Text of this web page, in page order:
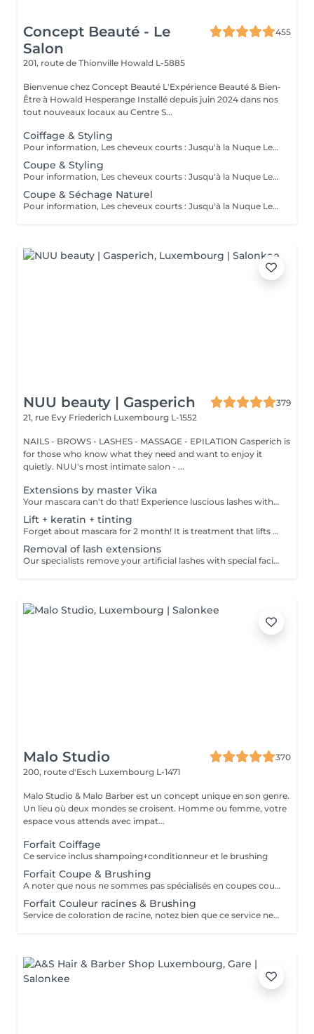
Concept Beauté - Le
Salon
455
201, route de Thionville Howald L-5885
Bienvenue chez Concept Beauté L'Expérience Beauté & Bien-
Être à Howald Hesperange Installé depuis juin 2024 dans nos
tout nouveaux locaux au Centre S...
Coiffage & Styling
Pour information, Les cheveux courts : Jusqu'à la Nuque Les cheveux mi-longs : Jusqu'à l'épaule Les cheveux longs : En dessous de l'épaule Un supplément sera demandé pour les cheveux très longs, (jusqu'au milieu du dos)
Coupe & Styling
Pour information, Les cheveux courts : Jusqu'à la Nuque Les cheveux mi-longs : Jusqu'à l'épaule Les cheveux longs : En dessous de l'épaule Un supplément sera demandé pour les cheveux très longs, (jusqu'au milieu du dos)
Coupe & Séchage Naturel
Pour information, Les cheveux courts : Jusqu'à la Nuque Les cheveux mi-longs : Jusqu'à l'épaule Les cheveux longs : En dessous de l'épaule Un supplément sera demandé pour les cheveux très long, (jusqu'au milieu du dos)
NUU beauty | Gasperich
379
21, rue Evy Friederich Luxembourg L-1552
NAILS - BROWS - LASHES - MASSAGE - EPILATION Gasperich is
for those who know what they need and want to enjoy it
quietly. NUU's most intimate salon - ...
Extensions by master Vika
Your mascara can't do that! Experience luscious lashes with our professional lash extensions. Each artificial lash is expertly applied to your natural lashes, creating a fuller, longer, and darker look. Volume options: choose from 1D to 5D for the perfect fullness. Personalised choices: discuss your preferences for curves and colours with our expert. What to expect: - eye area is cleaned - tape and patches protect the skin - extensions are applied to your natural lashes - lashes are dried for a secure hold - tape and patches are removed Post-care: avoid wetting lashes for 24 hours. Frequency: schedule every 3-4 weeks.
Lift + keratin + tinting
Forget about mascara for 2 month! It is treatment that lifts and curls your natural lashes to make them look longer and give them an attractive shape that will open up your eyes. How is lash lamination done? - lashes are washed - eye pad is placed - silicone rods are placed - perming solution is applied - lifting solution is applied - noutralizing solution is applied - henna or paint is applied - keratin is applied - lashes are washed - silicone rods are removed Age restrictions: recommended to do from 14 years. Post procedure recommendations: do not wash eyelashes 24 hours after the procedure. Frequency: once in 4-6 weeks.
Removal of lash extensions
Our specialists remove your artificial lashes with special facilities. If the lashes were done in our beauty space - on your next visit for lash extensions removal will be for free.
Malo Studio
370
200, route d'Esch Luxembourg L-1471
Malo Studio & Malo Barber est un concept unique en son genre.
Un lieu où deux mondes se croisent. Homme ou femme, votre
espace vous attends avec impat...
Forfait Coiffage
Ce service inclus shampoing+conditionneur et le brushing
Forfait Coupe & Brushing
A noter que nous ne sommes pas spécialisés en coupes courtes.
Forfait Couleur racines & Brushing
Service de coloration de racine, notez bien que ce service ne permet pas d‘effectuer d’importants éclaircissements tel qu‘un balayage ou des mèches.